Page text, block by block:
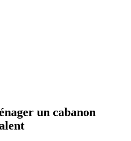
un cabanon